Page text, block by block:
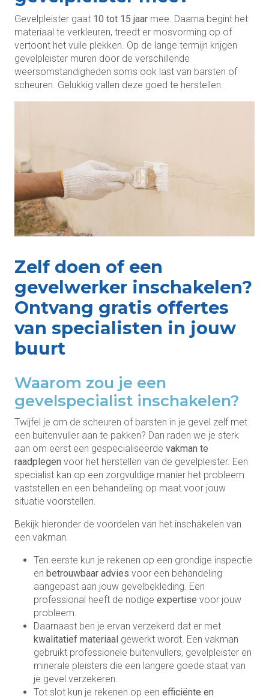
Gevelpleister gaat 10 tot 15 jaar mee. Daarna begint het
materiaal te verkleuren, treedt er mosvorming op of
vertoont het vuile plekken. Op de lange termijn krijgen
gevelpleister muren door de verschillende
weersomstandigheden soms ook last van barsten of
scheuren. Gelukkig vallen deze goed te herstellen.
Zelf doen of een
gevelwerker inschakelen?
Ontvang gratis offertes
van specialisten in jouw
buurt
Waarom zou je een
gevelspecialist inschakelen?
Twijfel je om de scheuren of barsten in je gevel zelf met
een buitenvuller aan te pakken? Dan raden we je sterk
aan om eerst een gespecialiseerde vakman te
raadplegen voor het herstellen van de gevelpleister. Een
specialist kan op een zorgvuldige manier het probleem
vaststellen en een behandeling op maat voor jouw
situatie voorstellen.
Bekijk hieronder de voordelen van het inschakelen van
een vakman.
Ten eerste kun je rekenen op een grondige inspectie
en betrouwbaar advies voor een behandeling
aangepast aan jouw gevelbekleding. Een
professional heeft de nodige expertise voor jouw
probleem.
Daarnaast ben je ervan verzekerd dat er met
kwalitatief materiaal gewerkt wordt. Een vakman
gebruikt professionele buitenvullers, gevelpleister en
minerale pleisters die een langere goede staat van
je gevel verzekeren.
Tot slot kun je rekenen op een efficiënte en